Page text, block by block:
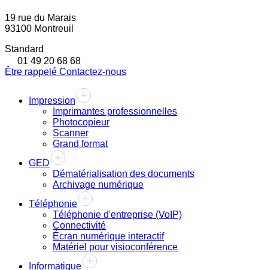
19 rue du Marais
93100 Montreuil
Standard
01 49 20 68 68
Être rappelé Contactez-nous
Impression
Imprimantes professionnelles
Photocopieur
Scanner
Grand format
GED
Dématérialisation des documents
Archivage numérique
Téléphonie
Téléphonie d'entreprise (VoIP)
Connectivité
Écran numérique interactif
Matériel pour visioconférence
Informatique